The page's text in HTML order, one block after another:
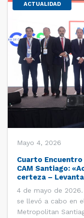
ACTUALIDAD
Mayo 4, 2026
Cuarto
CAM Santiago:
certeza –
4 de mayo de
se llevó a cabo en
Metropolitan